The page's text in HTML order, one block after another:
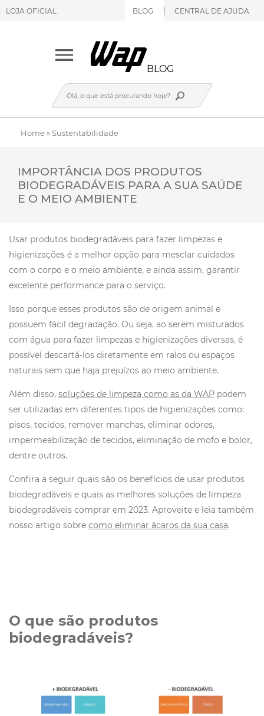
LOJA OFICIAL BLOG CENTRAL DE AJUDA
BLOG
Home»Sustentabilidade
IMPORTÂNCIA DOS PRODUTOS
BIODEGRADÁVEIS PARA A SUA SAÚDE
E O MEIO AMBIENTE
Usar produtos biodegradáveis para fazer limpezas e
higienizações é a melhor opção para mesclar cuidados
com o corpo e o meio ambiente, e ainda assim, garantir
excelente performance para o serviço.
Isso porque esses produtos são de origem animal e
possuem fácil degradação. Ou seja, ao serem misturados
com água para fazer limpezas e higienizações diversas, é
possível descartá-los diretamente em ralos ou espaços
naturais sem que haja prejuízos ao meio ambiente.
Além disso, soluções de limpeza como as da WAP podem
ser utilizadas em diferentes tipos de higienizações como:
pisos, tecidos, remover manchas, eliminar odores,
impermeabilização de tecidos, eliminação de mofo e bolor,
dentre outros.
Confira a seguir quais são os benefícios de usar produtos
biodegradáveis e quais as melhores soluções de limpeza
biodegradáveis comprar em 2023. Aproveite e leia também
nosso artigo sobre como eliminar ácaros da sua casa.
O que são produtos
biodegradáveis?